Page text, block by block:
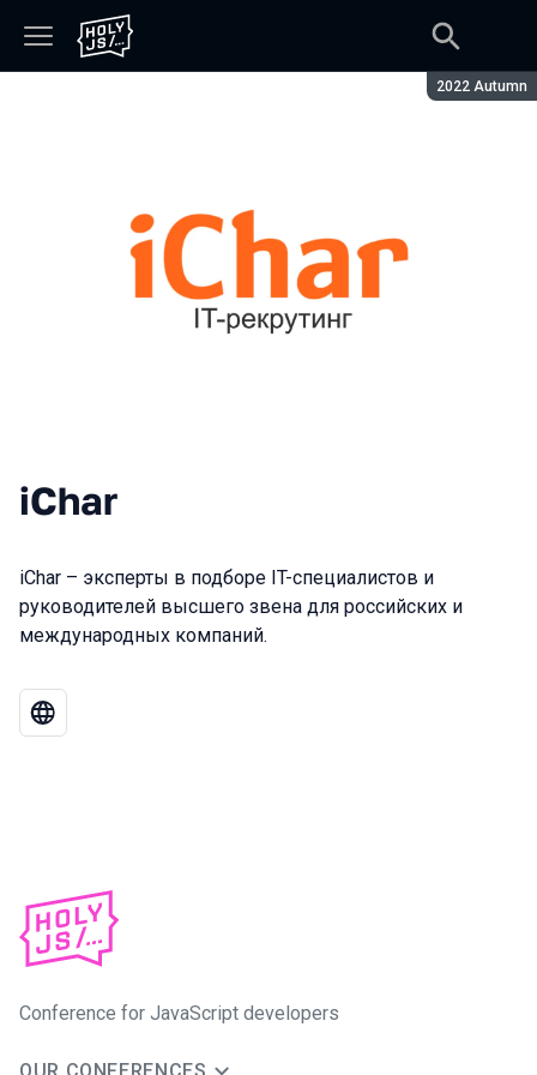
Season:
2022 Autumn
iChar
iChar – эксперты в подборе IT-специалистов и
руководителей высшего звена для российских и
международных компаний.
Conference for JavaScript developers